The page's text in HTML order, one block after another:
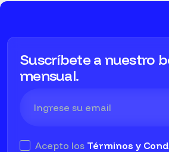
Suscríbete a nuestro
mensual.
Acepto los Términos y